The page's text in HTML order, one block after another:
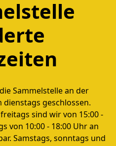
Sammelstelle an der
dienstags geschlossen.
sind wir von 15:00 -
von 10:00 - 18:00 Uhr an
Samstags, sonntags und